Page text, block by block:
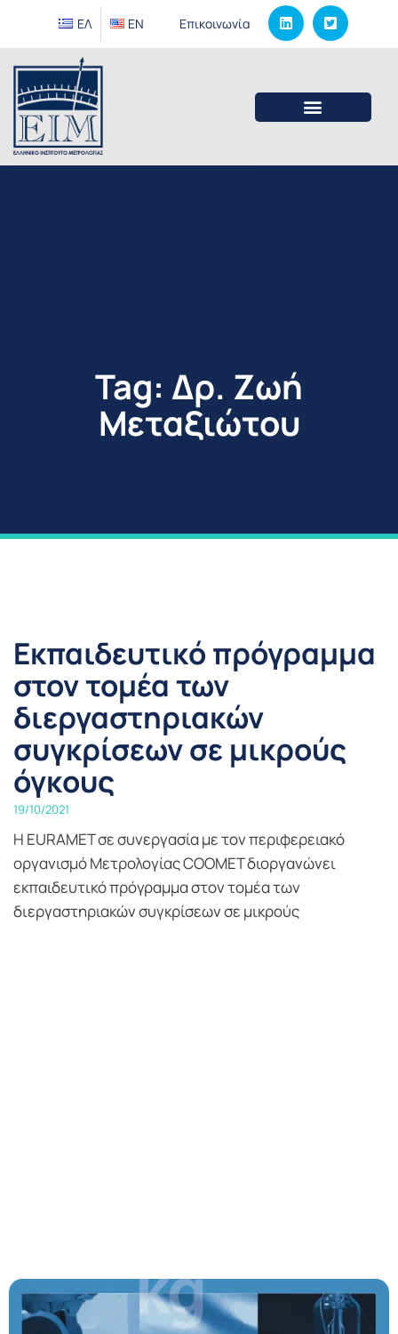
ΕΛ EΝ Επικοινωνία
Tag: Δρ. Ζωή
Μεταξιώτου
Εκπαιδευτικό πρόγραμμα
στον τομέα των
διεργαστηριακών
συγκρίσεων σε μικρούς
όγκους
19/10/2021
H EURAMET σε συνεργασία με τον περιφερειακό
οργανισμό Μετρολογίας COOMET διοργανώνει
εκπαιδευτικό πρόγραμμα στον τομέα των
διεργαστηριακών συγκρίσεων σε μικρούς